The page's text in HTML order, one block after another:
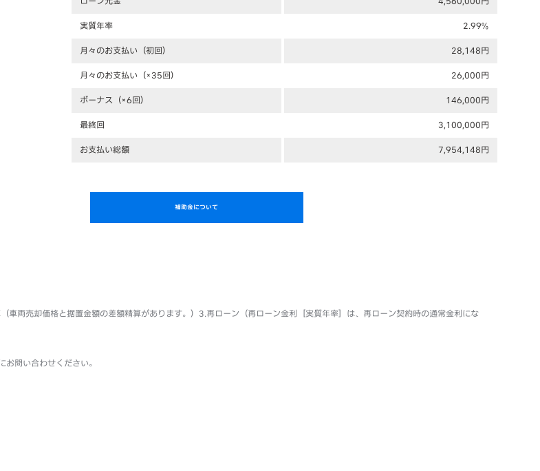
実質年率
2.99%
月々のお支払い（初回）
28,148円
月々のお支払い（×35回）
26,000円
ボーナス（×6回）
146,000円
最終回
3,100,000円
お支払い総額
7,954,148円
補助金について
車両売却価格と据置金額の差額精算があります。）3.再ローン（再ローン金利［実質年率］は、再ローン契約時の通常金利にな
問い合わせください。